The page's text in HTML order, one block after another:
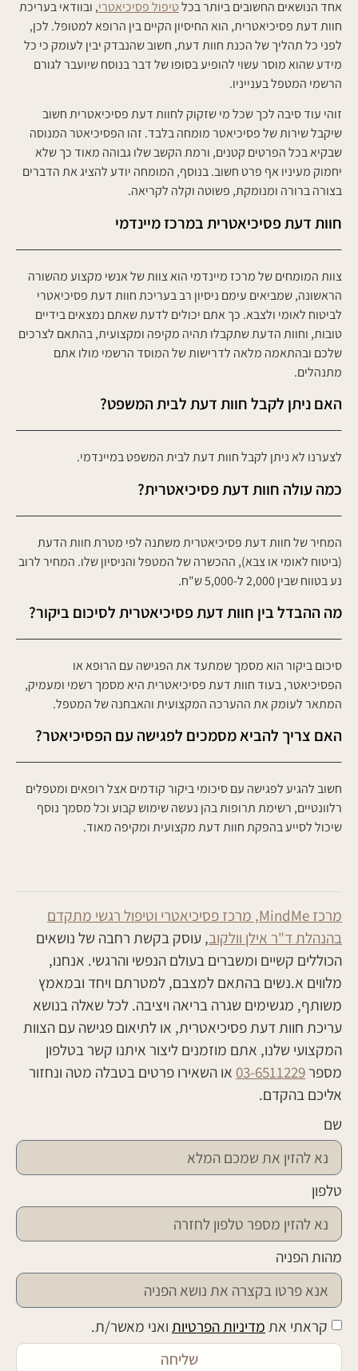
אחד הנושאים החשובים ביותר בכלטיפול פסיכיאטרי, ובוודאי בעריכת
חוות דעת פסיכיאטרית, הוא החיסיון הקיים בין הרופא למטופל. לכן,
לפני כל תהליך של הכנת חוות דעת, חשוב שהנבדק יבין לעומק כי כל
מידע שהוא מוסר עשוי להופיע בסופו של דבר בנוסח שיועבר לגורם
הרשמי המטפל בענייניו.
זוהי עוד סיבה לכך שכל מי שזקוק לחוות דעת פסיכיאטרית חשוב
שיקבל שירות של פסיכיאטר מומחה בלבד. זהו הפסיכיאטר המנוסה
שבקיא בכל הפרטים קטנים, ורמת הקשב שלו גבוהה מאוד כך שלא
יחמוק מעיניו אף פרט חשוב. בנוסף, המומחה יודע להציג את הדברים
בצורה ברורה ומנומקת, פשוטה וקלה לקריאה.
חוות דעת פסיכיאטרית במרכז מיינדמי
צוות המומחים של מרכז מיינדמי הוא צוות של אנשי מקצוע מהשורה
הראשונה, שמביאים עימם ניסיון רב בעריכת חוות דעת פסיכיאטרי
לביטוח לאומי ולצבא. כך אתם יכולים לדעת שאתם נמצאים בידיים
טובות, וחוות הדעת שתקבלו תהיה מקיפה ומקצועית, בהתאם לצרכים
שלכם ובהתאמה מלאה לדרישות של המוסד הרשמי מולו אתם
מתנהלים.
האם ניתן לקבל חוות דעת לבית המשפט?
לצערנו לא ניתן לקבל חוות דעת לבית המשפט במיינדמי.
כמה עולה חוות דעת פסיכיאטרית?
המחיר של חוות דעת פסיכיאטרית משתנה לפי מטרת חוות הדעת
(ביטוח לאומי או צבא), ההכשרה של המטפל והניסיון שלו. המחיר לרוב
נע בטווח שבין 2,000 ל-5,000 ש"ח.
מה ההבדל בין חוות דעת פסיכיאטרית לסיכום ביקור?
סיכום ביקור הוא מסמך שמתעד את הפגישה עם הרופא או
הפסיכיאטר, בעוד חוות דעת פסיכיאטרית היא מסמך רשמי ומעמיק,
המתאר לעומק את ההערכה המקצועית והאבחנה של המטפל.
האם צריך להביא מסמכים לפגישה עם הפסיכיאטר?
חשוב להגיע לפגישה עם סיכומי ביקור קודמים אצל רופאים ומטפלים
רלוונטיים, רשימת תרופות בהן נעשה שימוש קבוע וכל מסמך נוסף
שיכול לסייע בהפקת חוות דעת מקצועית ומקיפה מאוד.
מרכז MindMe, מרכז פסיכיאטרי וטיפול רגשי מתקדם
בהנהלת ד"ר אילן וולקוב, עוסק בקשת רחבה של נושאים
הכוללים קשיים ומשברים בעולם הנפשי והרגשי. אנחנו,
מלווים א.נשים בהתאם למצבם, למטרתם ויחד ובמאמץ
משותף, מגשימים שגרה בריאה ויציבה. לכל שאלה בנושא
עריכת חוות דעת פסיכיאטרית, או לתיאום פגישה עם הצוות
המקצועי שלנו, אתם מוזמנים ליצור איתנו קשר בטלפון
מספר03-6511229 או השאירו פרטים בטבלה מטה ונחזור
אליכם בהקדם.
שם
טלפון
מהות הפניה
קראתי אתמדיניות הפרטיותואני מאשר/ת.
שליחה